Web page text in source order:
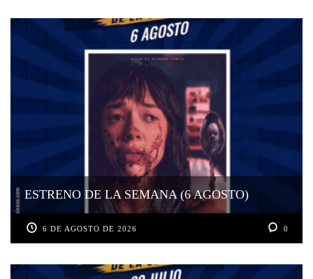
ESTRENO DE LA SEMANA (6 AGOSTO)
6 DE AGOSTO DE 2026 0